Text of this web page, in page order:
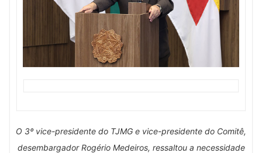
O 3º vice-presidente do TJMG e vice-presidente do Comitê,
desembargador Rogério Medeiros, ressaltou a necessidade